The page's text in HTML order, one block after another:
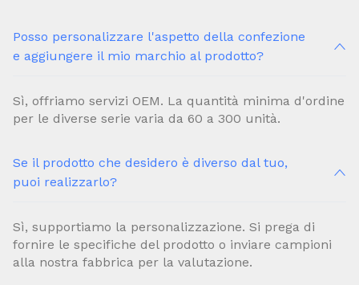
Posso personalizzare l'aspetto della confezione
e aggiungere il mio marchio al prodotto?
Sì, offriamo servizi OEM. La quantità minima d'ordine
per le diverse serie varia da 60 a 300 unità.
Se il prodotto che desidero è diverso dal tuo,
puoi realizzarlo?
Sì, supportiamo la personalizzazione. Si prega di
fornire le specifiche del prodotto o inviare campioni
alla nostra fabbrica per la valutazione.